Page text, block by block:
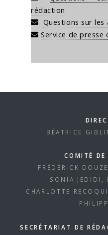
rédaction
Questions sur les
Service de presse
BÉATRICE
COMITÉ
FRÉDÉRICK
SONIA JEDIDI,
CHARLOTTE
SECRÉTARIAT DE